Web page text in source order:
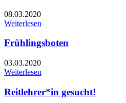
08.03.2020
Weiterlesen
Frühlingsboten
03.03.2020
Weiterlesen
Reitlehrer*in gesucht!